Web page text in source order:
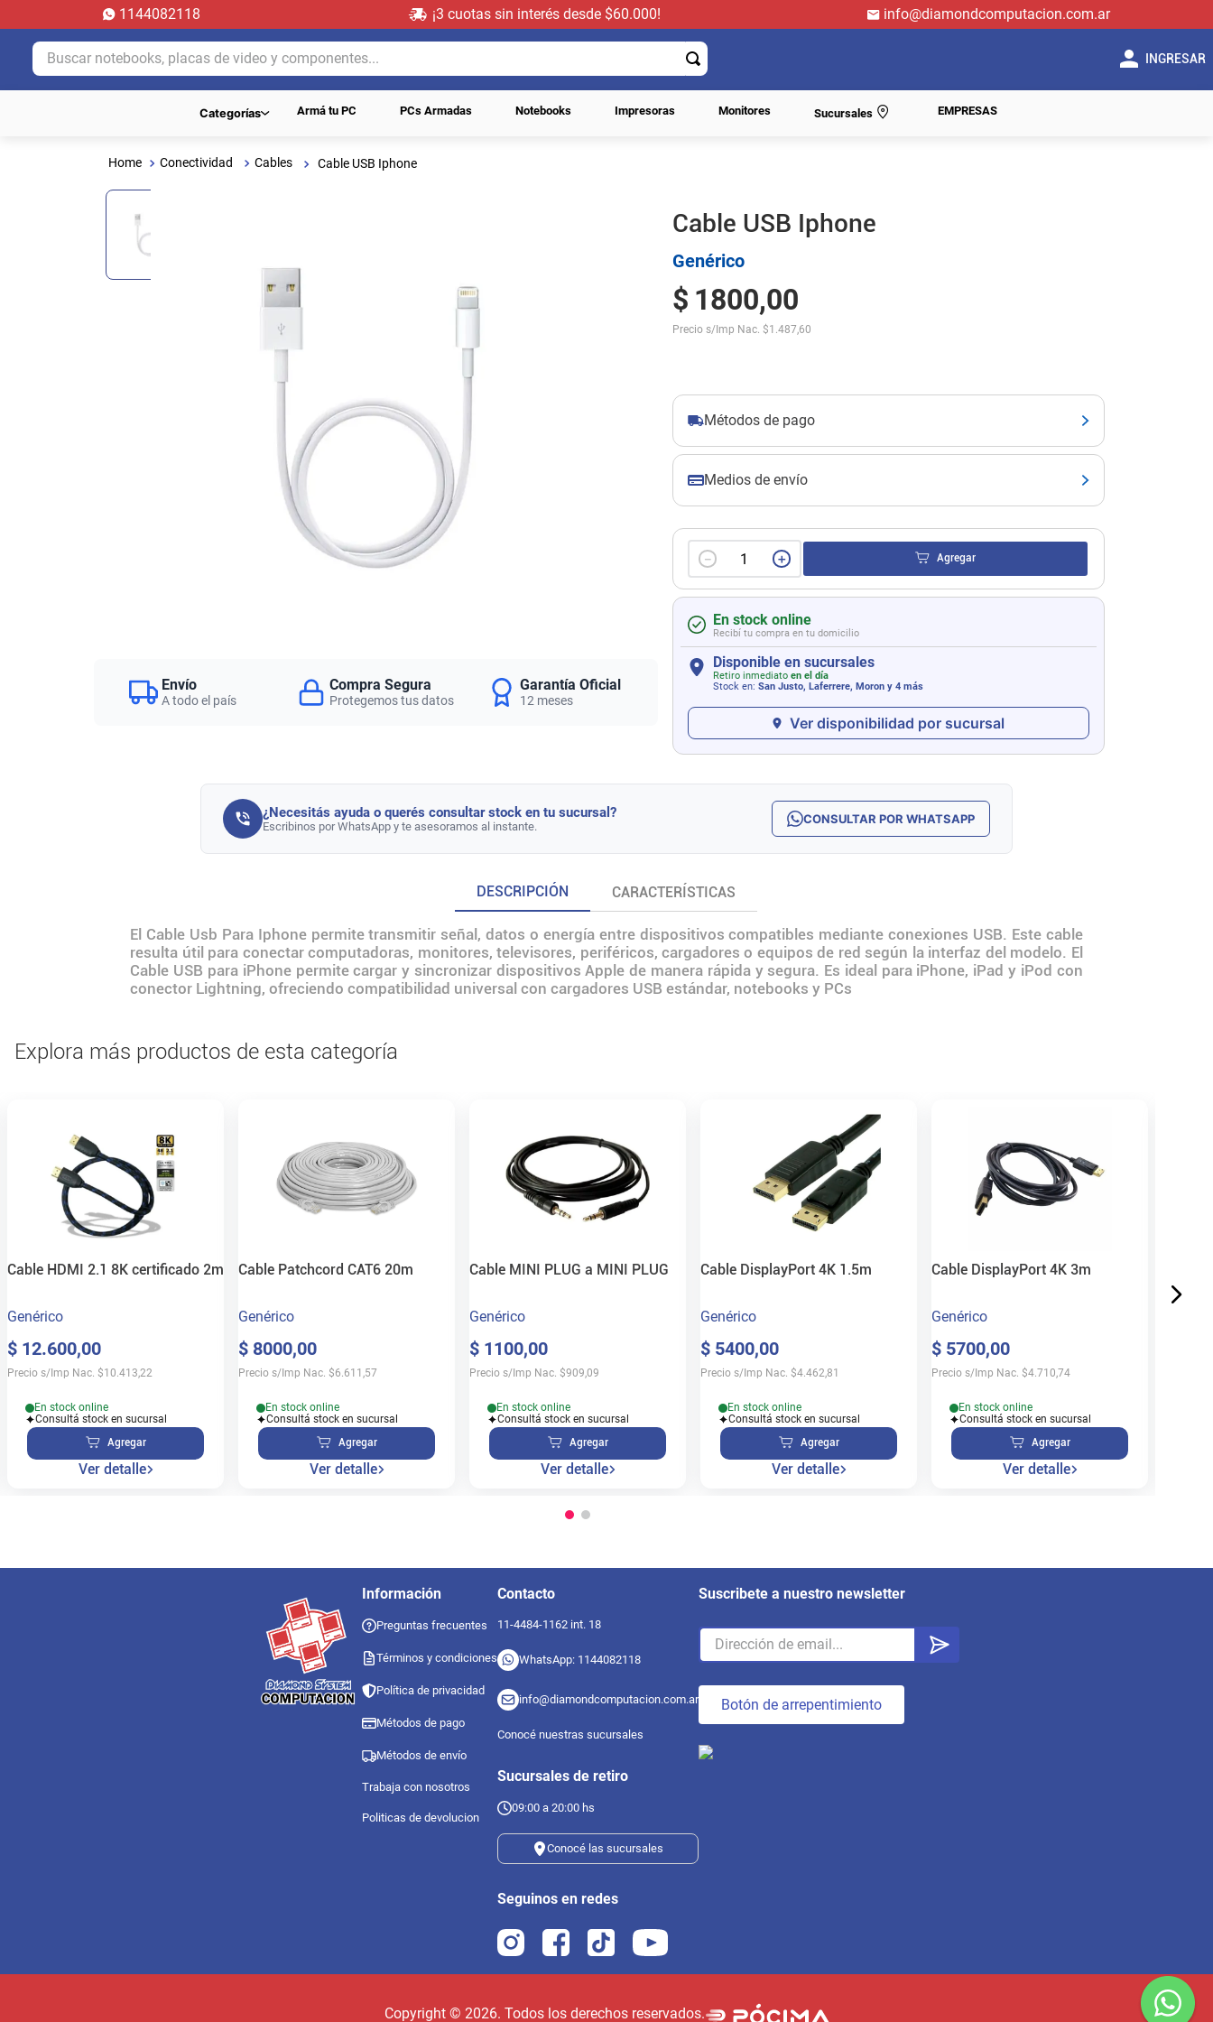
1144082118 ¡3 cuotas sin interés desde $60.000!
info@diamondcomputacion.com.ar
Buscar notebooks, placas de video y componentes...
INGRESAR
Categorías Armá tu PC PCs Armadas Notebooks Impresoras Monitores Sucursales EMPRESAS
Conectividad Cables Cable USB Iphone
Envío
A todo el país
Compra Segura
Protegemos tus datos
Garantía Oficial
12 meses
Cable USB Iphone
Genérico
$ 1800,00
Precio s/Imp Nac. $1.487,60
Métodos de pago
Medios de envío
＋
－ Agregar
En stock online
Recibí tu compra en tu domicilio
Disponible en sucursales
Retiro inmediato en el día
Stock en: San Justo, Laferrere, Morony 4 más
Ver disponibilidad por sucursal
¿Necesitás ayuda o querés consultar stock en tu sucursal?
Escribinos por WhatsApp y te asesoramos al instante. CONSULTAR POR WHATSAPP
DESCRIPCIÓN CARACTERÍSTICAS
El Cable Usb Para Iphone permite transmitir señal, datos o energía entre dispositivos compatibles mediante conexiones USB. Este cable
resulta útil para conectar computadoras, monitores, televisores, periféricos, cargadores o equipos de red según la interfaz del modelo. El
Cable USB para iPhone permite cargar y sincronizar dispositivos Apple de manera rápida y segura. Es ideal para iPhone, iPad y iPod con
conector Lightning, ofreciendo compatibilidad universal con cargadores USB estándar, notebooks y PCs
Explora más productos de esta categoría
Cable HDMI 2.1 8K certificado 2m
Genérico
$ 12.600,00
Precio s/Imp Nac. $10.413,22
En stock online
Consultá stock en sucursal
Agregar
Ver detalle
Cable Patchcord CAT6 20m
Genérico
$ 8000,00
Precio s/Imp Nac. $6.611,57
En stock online
Consultá stock en sucursal
Agregar
Ver detalle
Cable MINI PLUG a MINI PLUG
Genérico
$ 1100,00
Precio s/Imp Nac. $909,09
En stock online
Consultá stock en sucursal
Agregar
Ver detalle
Cable DisplayPort 4K 1.5m
Genérico
$ 5400,00
Precio s/Imp Nac. $4.462,81
En stock online
Consultá stock en sucursal
Agregar
Ver detalle
Cable DisplayPort 4K 3m
Genérico
$ 5700,00
Precio s/Imp Nac. $4.710,74
En stock online
Consultá stock en sucursal
Agregar
Ver detalle
Información
Preguntas frecuentes
Términos y condiciones
Política de privacidad
Métodos de pago
Métodos de envío
Trabaja con nosotros
Politicas de devolucion
Contacto
11-4484-1162 int. 18
WhatsApp: 1144082118
info@diamondcomputacion.com.ar
Conocé nuestras sucursales
Sucursales de retiro
09:00 a 20:00 hs
Conocé las sucursales
Seguinos en redes
Suscribete a nuestro newsletter
Botón de arrepentimiento
Copyright © 2026. Todos los derechos reservados.